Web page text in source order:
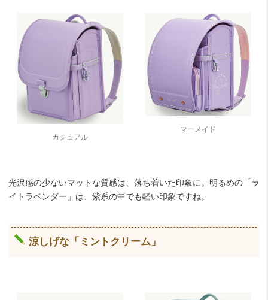
カジュアル
マーメイド
光沢感の少ないマットな質感は、落ち着いた印象に。明るめの「ラ
イトラベンダー」は、紫系の中でも軽い印象ですね。
涼しげな「ミントクリーム」